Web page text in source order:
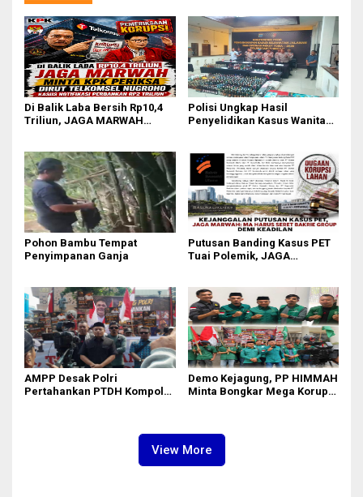
Di Balik Laba Bersih Rp10,4
Triliun, JAGA MARWAH
Dugaan Kasus Notifikasi
Perbankan
Polisi Ungkap Hasil
Penyelidikan Kasus Wanita
Pohon Bambu Tempat
Penyimpanan Ganja
Putusan Banding Kasus PET
Tuai Polemik, JAGA
AMPP Desak Polri
Pertahankan PTDH Kompol
Demo Kejagung, PP HIMMAH
Minta Bongkar Mega Korupsi
View More